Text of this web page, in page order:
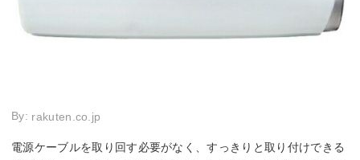
By: rakuten.co.jp
電源ケーブルを取り回す必要がなく、すっきりと取り付けできる